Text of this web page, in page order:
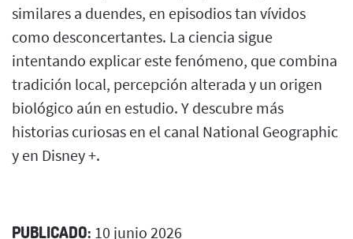
similares a duendes, en episodios tan vívidos
como desconcertantes. La ciencia sigue
intentando explicar este fenómeno, que combina
tradición local, percepción alterada y un origen
biológico aún en estudio. Y descubre más
historias curiosas en el canal National Geographic
y en Disney +.
PUBLICADO: 10 junio 2026